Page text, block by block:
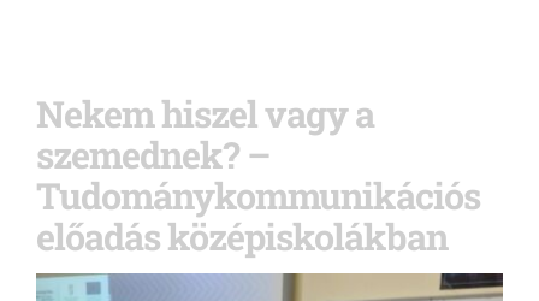
Nekem hiszel vagy a
szemednek? –
Tudománykommunikációs
előadás középiskolákban